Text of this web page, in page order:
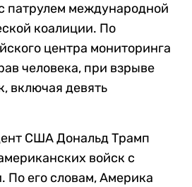
патрулем международной
коалиции. По
центра мониторинга
человека, при взрыве
включая девять
США Дональд Трамп
войск с
По его словам, Америка